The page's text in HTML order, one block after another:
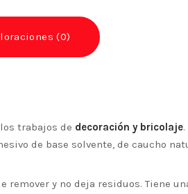
(0)
trabajos de decoración y bricolaje
de base solvente, de caucho
y no deja residuos. Tiene